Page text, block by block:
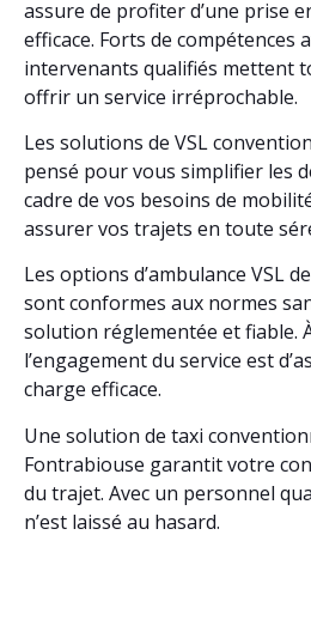
assure de profiter d’une prise
efficace. Forts de compétences
intervenants qualifiés mettent
offrir un service irréprochable.
Les solutions de VSL
pensé pour vous simplifier les
cadre de vos besoins de
assurer vos trajets en toute
Les options d’ambulance VSL
sont conformes aux normes
solution réglementée et fiable.
l’engagement du service est
charge efficace.
Une solution de taxi
Fontrabiouse garantit votre
du trajet. Avec un personnel
n’est laissé au hasard.